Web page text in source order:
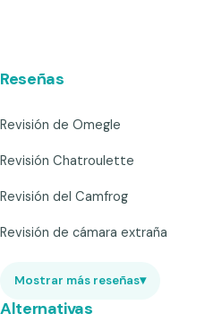
Reseñas
Revisión de Omegle
Revisión Chatroulette
Revisión del Camfrog
Revisión de cámara extraña
Mostrar más reseñas▾
Alternativas